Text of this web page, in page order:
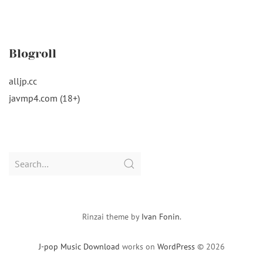
Blogroll
alljp.cc
javmp4.com (18+)
Search
J-pop Music Download works on WordPress © 2026
Rinzai theme by Ivan Fonin.